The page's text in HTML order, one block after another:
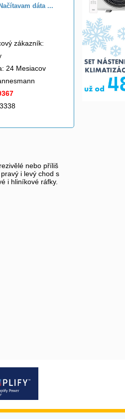
Načítavam dáta ...
zákazník:
24 Mesiacov
nebo příliš
i levý chod s
i hliníkové ráfky.